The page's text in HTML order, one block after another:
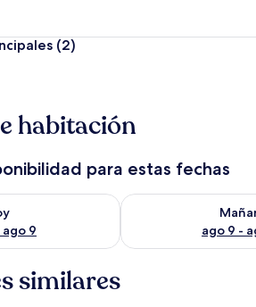
(2)
habitación
para estas fechas
9
para hoy ago 8 - ago 9
ago 9 -
Consulta la
similares